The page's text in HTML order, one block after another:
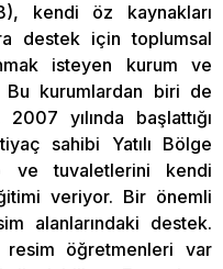
kendi öz kaynakları
destek için toplumsal
isteyen kurum ve
kurumlardan biri de
yılında başlattığı
sahibi Yatılı Bölge
ve tuvaletlerini kendi
veriyor. Bir önemli
alanlarındaki destek.
resim öğretmenleri var